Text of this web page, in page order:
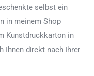
selbst ein
in meinem Shop
Kunstdruckkarton in
Ihnen direkt nach Ihrer